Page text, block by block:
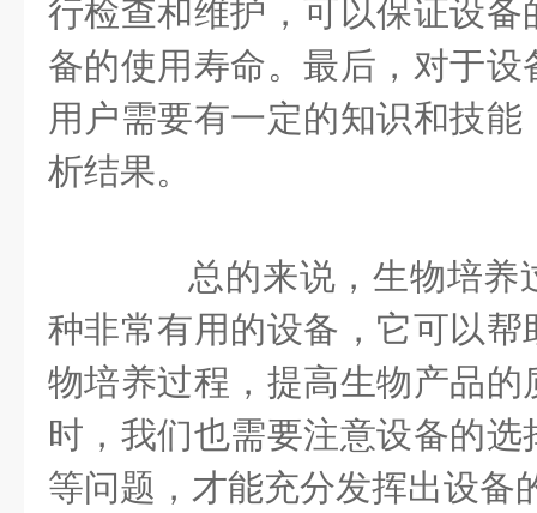
行检查和维护，可以保证设
备的使用寿命。最后，对于
用户需要有一定的知识和技
析结果。
总的来说，生物培养
种非常有用的设备，它可以
物培养过程，提高生物产品
时，我们也需要注意设备的
等问题，才能充分发挥出设备